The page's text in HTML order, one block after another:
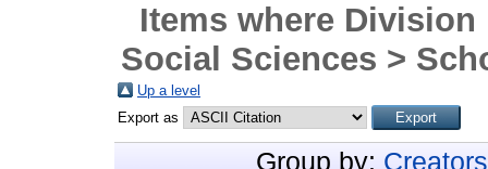
Items where
Social Sciences >
Up a level
Export as
Group by: Creators